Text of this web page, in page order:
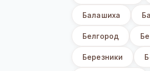
Балашиха
Белгород
Березники